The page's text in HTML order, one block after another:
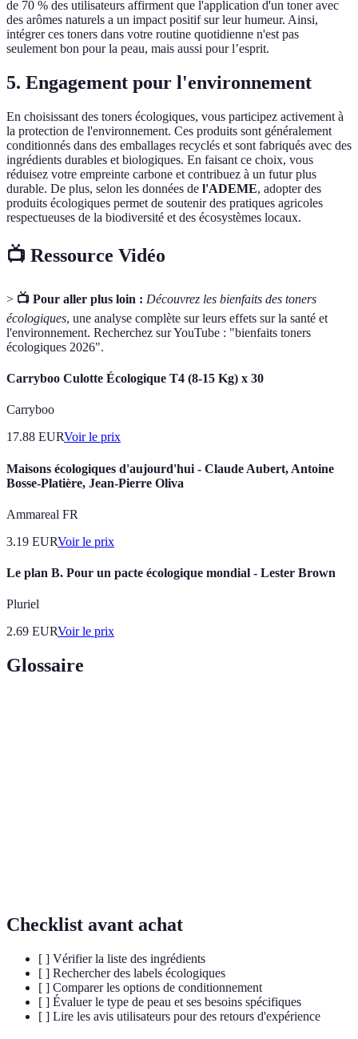
de 70 % des utilisateurs affirment que l'application d'un toner avec
des arômes naturels a un impact positif sur leur humeur. Ainsi,
intégrer ces toners dans votre routine quotidienne n'est pas
seulement bon pour la peau, mais aussi pour l’esprit.
5. Engagement pour l'environnement
En choisissant des toners écologiques, vous participez activement à
la protection de l'environnement. Ces produits sont généralement
conditionnés dans des emballages recyclés et sont fabriqués avec des
ingrédients durables et biologiques. En faisant ce choix, vous
réduisez votre empreinte carbone et contribuez à un futur plus
durable. De plus, selon les données de l'ADEME, adopter des
produits écologiques permet de soutenir des pratiques agricoles
respectueuses de la biodiversité et des écosystèmes locaux.
📺 Ressource Vidéo
> 📺 Pour aller plus loin : Découvrez les bienfaits des toners
écologiques, une analyse complète sur leurs effets sur la santé et
l'environnement. Recherchez sur YouTube : "bienfaits toners
écologiques 2026".
Carryboo Culotte Écologique T4 (8-15 Kg) x 30
Carryboo
17.88 EURVoir le prix
Maisons écologiques d'aujourd'hui - Claude Aubert, Antoine
Bosse-Platière, Jean-Pierre Oliva
Ammareal FR
3.19 EURVoir le prix
Le plan B. Pour un pacte écologique mondial - Lester Brown
Pluriel
2.69 EURVoir le prix
Glossaire
Checklist avant achat
[ ] Vérifier la liste des ingrédients
[ ] Rechercher des labels écologiques
[ ] Comparer les options de conditionnement
[ ] Évaluer le type de peau et ses besoins spécifiques
[ ] Lire les avis utilisateurs pour des retours d'expérience